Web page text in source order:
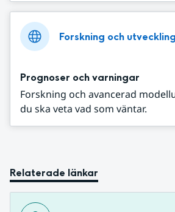
Forskning och utveckling
Prognoser och varningar
Forskning och avancerad
du ska veta vad som väntar.
Relaterade länkar